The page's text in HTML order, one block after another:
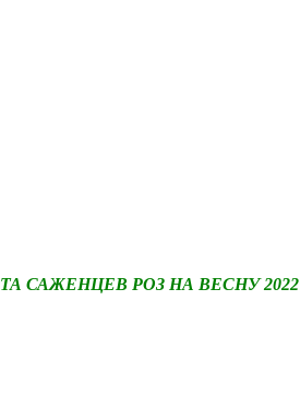
РОЗ НА ВЕСНУ 2022